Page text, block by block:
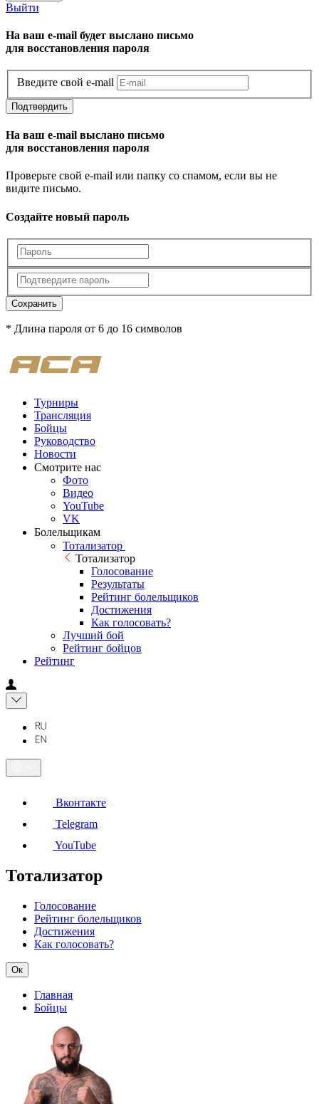
Выйти
На ваш e-mail будет выслано письмо
для восстановления пароля
Введите свой e-mail
Подтвердить
На ваш e-mail выслано письмо
для восстановления пароля
Проверьте свой e-mail или папку со спамом, если вы не
видите письмо.
Создайте новый пароль
Сохранить
* Длина пароля от 6 до 16 символов
Турниры
Трансляция
Бойцы
Руководство
Новости
Смотрите нас
Фото
Видео
YouTube
VK
Болельщикам
Тотализатор
Тотализатор
Голосование
Результаты
Рейтинг болельщиков
Достижения
Как голосовать?
Лучший бой
Рейтинг бойцов
Рейтинг
Вконтакте
Telegram
YouTube
Тотализатор
Голосование
Рейтинг болельщиков
Достижения
Как голосовать?
Ок
Главная
Бойцы